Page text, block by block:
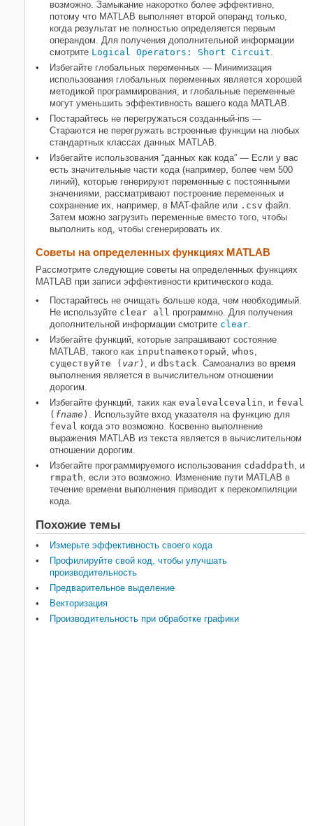
возможно. Замыкание накоротко более эффективно,
потому что MATLAB выполняет второй операнд только,
когда результат не полностью определяется первым
операндом. Для получения дополнительной информации
смотрите Logical Operators: Short Circuit.
Избегайте глобальных переменных — Минимизация
использования глобальных переменных является хорошей
методикой программирования, и глобальные переменные
могут уменьшить эффективность вашего кода MATLAB.
Постарайтесь не перегружаться созданный-ins —
Стараются не перегружать встроенные функции на любых
стандартных классах данных MATLAB.
Избегайте использования “данных как кода” — Если у вас
есть значительные части кода (например, более чем 500
линий), которые генерируют переменные с постоянными
значениями, рассматривают построение переменных и
сохранение их, например, в MAT-файле или .csv файл.
Затем можно загрузить переменные вместо того, чтобы
выполнить код, чтобы сгенерировать их.
Советы на определенных функциях MATLAB
Рассмотрите следующие советы на определенных функциях
MATLAB при записи эффективности критического кода.
Постарайтесь не очищать больше кода, чем необходимый.
Не используйте clear all программно. Для получения
дополнительной информации смотрите clear.
Избегайте функций, которые запрашивают состояние
MATLAB, такого как inputnameкоторый, whos,
существуйте ( var ) , и dbstack. Самоанализ во время
выполнения является в вычислительном отношении
дорогим.
Избегайте функций, таких как evalevalcevalin, и feval
( fname ) . Используйте вход указателя на функцию для
feval когда это возможно. Косвенно выполнение
выражения MATLAB из текста является в вычислительном
отношении дорогим.
Избегайте программируемого использования cd addpath, и
rmpath, если это возможно. Изменение пути MATLAB в
течение времени выполнения приводит к перекомпиляции
кода.
Похожие темы
Измерьте эффективность своего кода
Профилируйте свой код, чтобы улучшать
производительность
Предварительное выделение
Векторизация
Производительность при обработке графики